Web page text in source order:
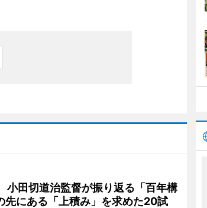
小田切道治監督が振り返る「百年構
先にある「上積み」を求めた20試